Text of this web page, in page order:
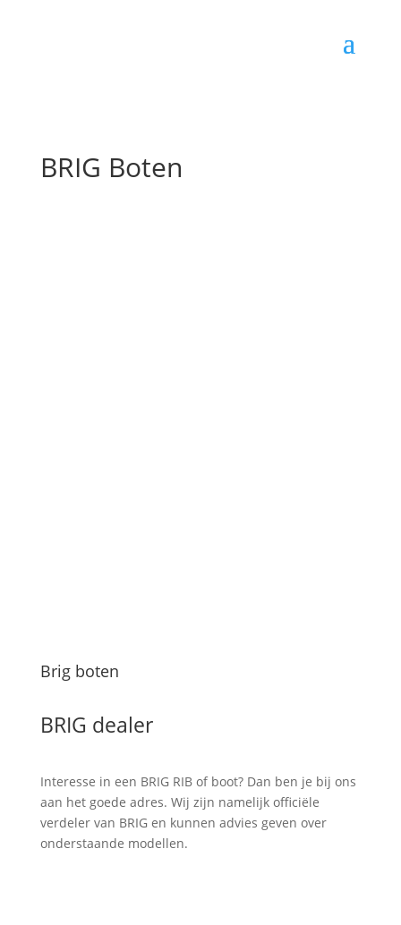
BRIG Boten
Brig boten
BRIG dealer
Interesse in een BRIG RIB of boot? Dan ben je bij ons
aan het goede adres. Wij zijn namelijk officiële
verdeler van BRIG en kunnen advies geven over
onderstaande modellen.